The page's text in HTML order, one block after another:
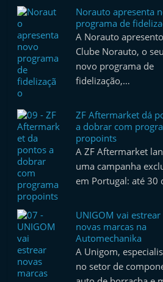
Norauto apresenta
programa de
A Norauto
Clube Norauto, o seu
novo programa de
fidelização,…
ZF Aftermarket dá
a dobrar com
propoints
A ZF Aftermarket
uma campanha
em Portugal: até 30
UNIGOM vai estrear
novas marcas na
Automechanika
A Unigom,
no setor de